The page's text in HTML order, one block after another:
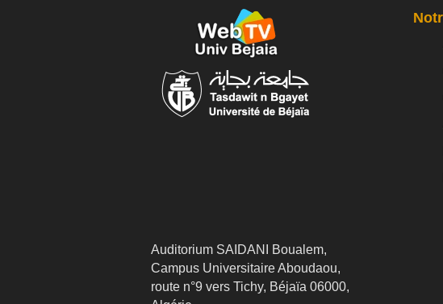
Auditorium SAIDANI Boualem,
Campus Universitaire Aboudaou,
route n°9 vers Tichy, Béjaïa 06000,